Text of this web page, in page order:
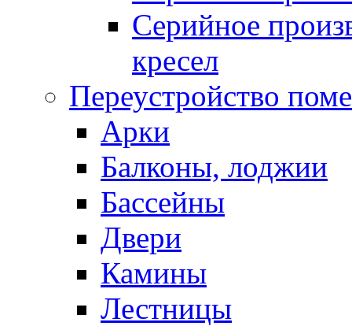
Серийное
кресел
Переустройство
Арки
Балконы, лоджии
Бассейны
Двери
Камины
Лестницы